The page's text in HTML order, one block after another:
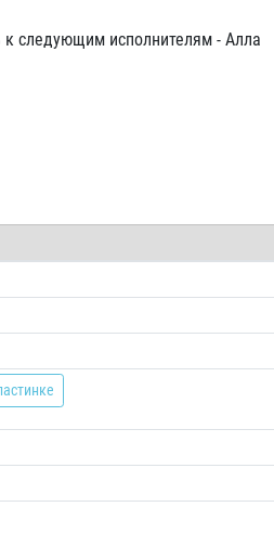
к следующим исполнителям - Алла